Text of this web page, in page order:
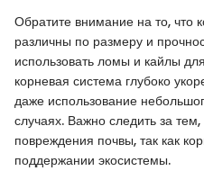
Обратите внимание на то, что
различны по размеру и
использовать ломы и кайлы
корневая система глубоко
даже использование
случаях. Важно следить за
повреждения почвы, так как
поддержании экосистемы.